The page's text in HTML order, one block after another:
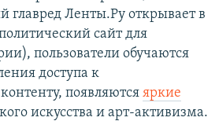
главред Ленты.Ру открывает в
сайт для
пользователи обучаются
доступа к
появляются яркие
искусства и арт-активизма.